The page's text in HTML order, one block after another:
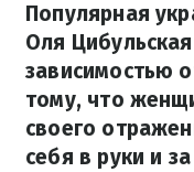
Популярная
Оля
зависимостью
тому, что
своего
себя в руки и